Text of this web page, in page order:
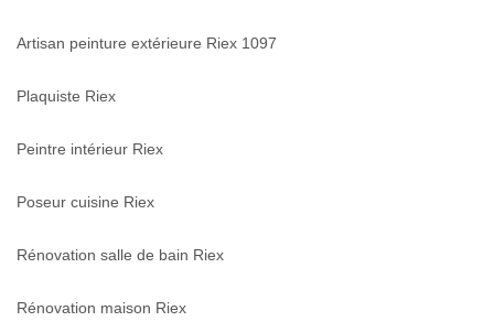
Artisan peinture extérieure Riex 1097
Plaquiste Riex
Peintre intérieur Riex
Poseur cuisine Riex
Rénovation salle de bain Riex
Rénovation maison Riex